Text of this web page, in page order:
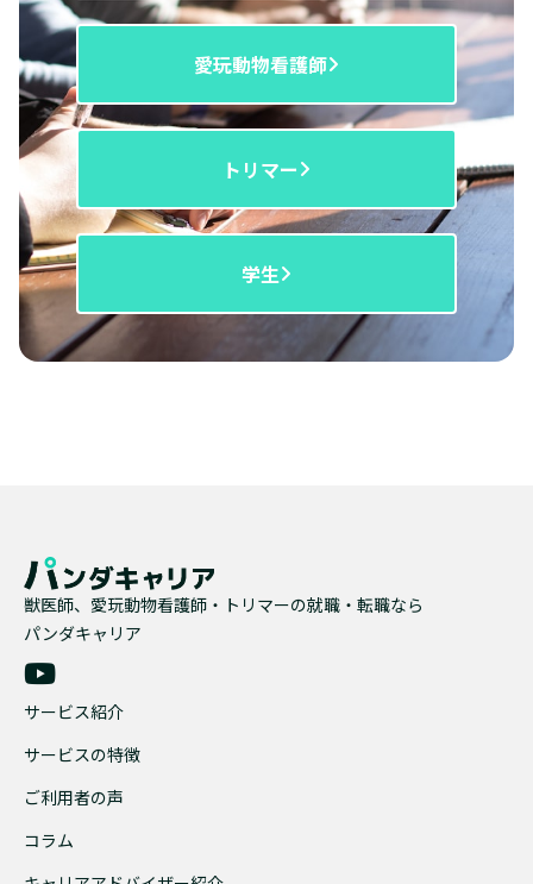
愛玩動物看護師
トリマー
学生
獣医師、愛玩動物看護師・トリマーの就職・転職なら
パンダキャリア
サービス紹介
サービスの特徴
ご利用者の声
コラム